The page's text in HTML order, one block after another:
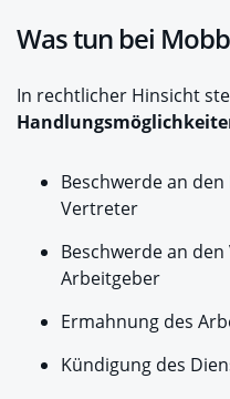
Was tun bei
In rechtlicher Hinsicht
Beschwerde an
Vertreter
Beschwerde an
Arbeitgeber
Ermahnung des
Kündigung des